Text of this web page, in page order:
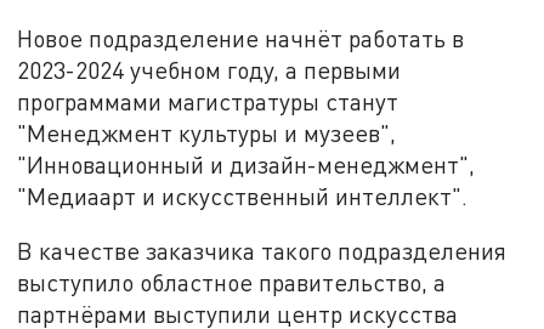
Новое подразделение начнёт работать в
2023-2024 учебном году, а первыми
программами магистратуры станут
"Менеджмент культуры и музеев",
"Инновационный и дизайн-менеджмент",
"Медиаарт и искусственный интеллект".
В качестве заказчика такого подразделения
выступило областное правительство, а
партнёрами выступили центр искусства